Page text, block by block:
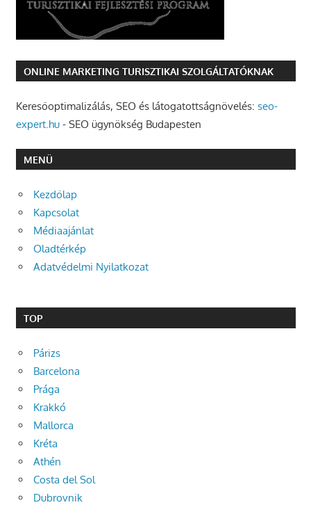
ONLINE MARKETING TURISZTIKAI SZOLGÁLTATÓKNAK
Keresőoptimalizálás, SEO és látogatottságnövelés: seo-
expert.hu- SEO ügynökség Budapesten
MENÜ
Kezdőlap
Kapcsolat
Médiaajánlat
Oladtérkép
Adatvédelmi Nyilatkozat
TOP
Párizs
Barcelona
Prága
Krakkó
Mallorca
Kréta
Athén
Costa del Sol
Dubrovnik